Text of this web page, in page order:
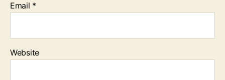
Email *
Website